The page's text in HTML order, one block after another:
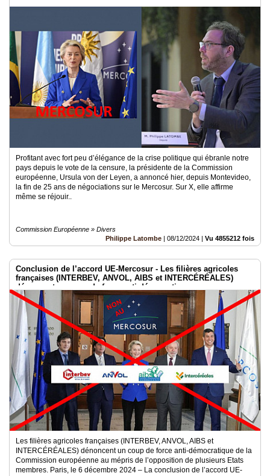
Profitant avec fort peu d’élégance de la crise politique qui ébranle notre
pays depuis le vote de la censure, la présidente de la Commission
européenne, Ursula von der Leyen, a annoncé hier, depuis Montevideo,
la fin de 25 ans de négociations sur le Mercosur. Sur X, elle affirme
même se réjouir..
Commission Européenne » Divers
Philippe Latombe | 08/12/2024 | Vu 4855212 fois
Conclusion de l’accord UE-Mercosur - Les filières agricoles
françaises (INTERBEV, ANVOL, AIBS et INTERCÉRÉALES)
dénoncent un coup de force anti-démocratique
Les filières agricoles françaises (INTERBEV, ANVOL, AIBS et
INTERCÉRÉALES) dénoncent un coup de force anti-démocratique de la
Commission européenne au mépris de l’opposition de plusieurs Etats
membres. Paris, le 6 décembre 2024 – La conclusion de l’accord UE-